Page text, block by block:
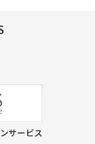
サービス